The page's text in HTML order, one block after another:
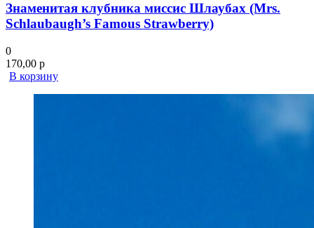
Знаменитая клубника миссис Шлаубах (Mrs.
Schlaubaugh’s Famous Strawberry)
0
170,00 р
В корзину